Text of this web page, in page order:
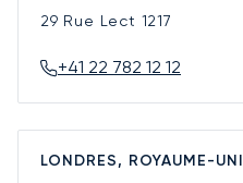
29 Rue Lect 1217
+41 22 782 12 12
LONDRES, ROYAUME-UNI